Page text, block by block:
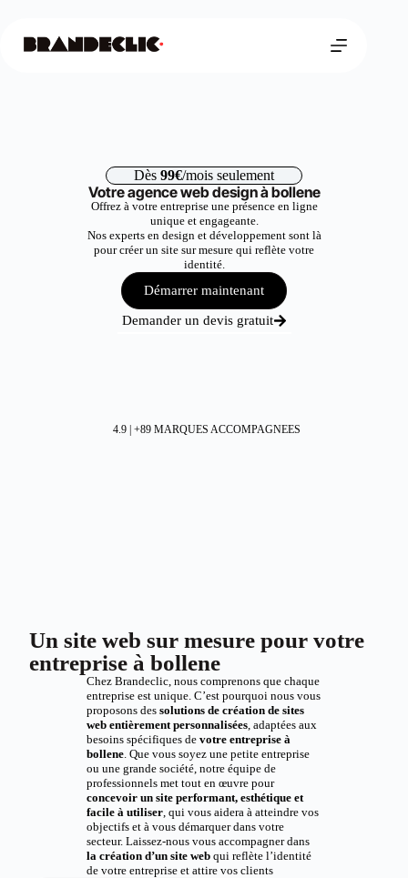
Dès 99€/mois seulement
Votre agence web design à bollene
Offrez à votre entreprise une présence en ligne
unique et engageante.
Nos experts en design et développement sont là
pour créer un site sur mesure qui reflète votre
identité.
Démarrer maintenant
Demander un devis gratuit
4.9 | +89 MARQUES ACCOMPAGNEES
Un site web sur mesure pour votre
entreprise à bollene
Chez Brandeclic, nous comprenons que chaque
entreprise est unique. C’est pourquoi nous vous
proposons des solutions de création de sites
web entièrement personnalisées, adaptées aux
besoins spécifiques de votre entreprise à
bollene. Que vous soyez une petite entreprise
ou une grande société, notre équipe de
professionnels met tout en œuvre pour
concevoir un site performant, esthétique et
facile à utiliser, qui vous aidera à atteindre vos
objectifs et à vous démarquer dans votre
secteur. Laissez-nous vous accompagner dans
la création d’un site webqui reflète l’identité
de votre entreprise et attire vos clients